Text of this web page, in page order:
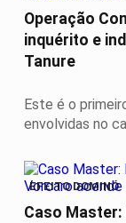
Operação
inquérito e
Tanure
Este é o
envolvidas no
EFEITO DOMINÓ
Caso